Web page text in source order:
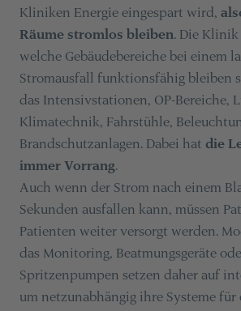
Kliniken Energie eingespart wird,
Räume stromlos bleiben. Die Klinik
welche Gebäudebereiche bei einem
Stromausfall funktionsfähig bleiben
das Intensivstationen, OP-Bereiche,
Klimatechnik, Fahrstühle,
Brandschutzanlagen. Dabei hat die
immer Vorrang.
Auch wenn der Strom nach einem
Sekunden ausfallen kann, müssen
Patienten weiter versorgt werden.
das Monitoring, Beatmungsgeräte
Spritzenpumpen setzen daher auf
um netzunabhängig ihre Systeme für